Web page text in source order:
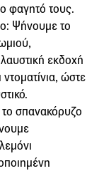
φαγητό τους.
Ψήνουμε το
εκδοχή
ώστε
σπανακόρυζο